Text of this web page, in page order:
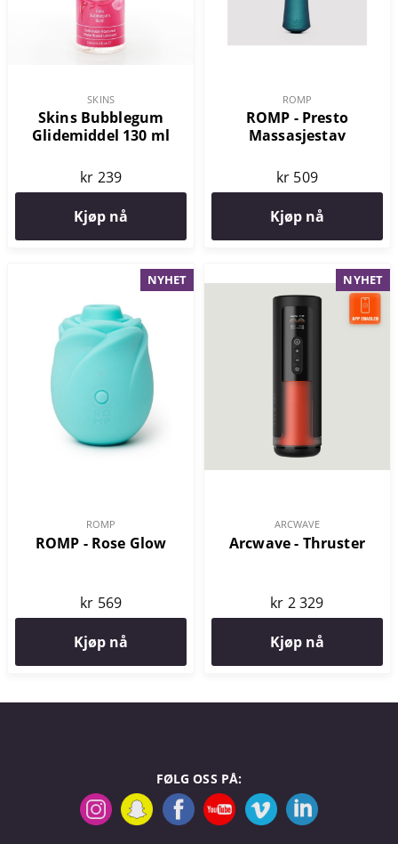
SKINS
Skins Bubblegum
Glidemiddel 130 ml
kr 239
Kjøp nå
ROMP
ROMP - Presto
Massasjestav
kr 509
Kjøp nå
NYHET
ROMP
ROMP - Rose Glow
kr 569
Kjøp nå
NYHET
ARCWAVE
Arcwave - Thruster
kr 2 329
Kjøp nå
FØLG OSS PÅ: